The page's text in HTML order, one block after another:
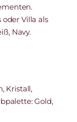
Villa als
Navy.
Kristall,
Gold,